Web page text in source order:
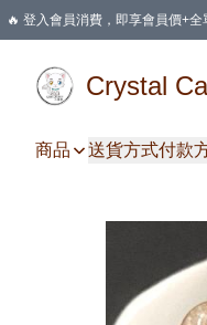
🔥 登入會員消費，即享會員價+全
Crystal
商品 送貨方式付款